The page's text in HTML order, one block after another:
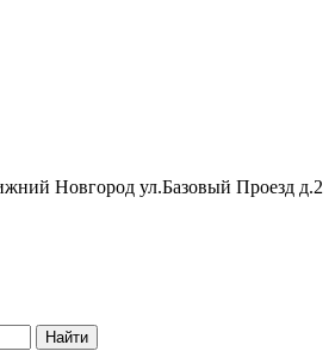
Новгород ул.Базовый Проезд д.2
Найти